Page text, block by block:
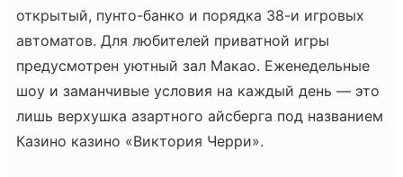
открытый, пунто-банко и порядка 38-и игровых
автоматов. Для любителей приватной игры
предусмотрен уютный зал Макао. Еженедельные
шоу и заманчивые условия на каждый день — это
лишь верхушка азартного айсберга под названием
Казино казино «Виктория Черри».